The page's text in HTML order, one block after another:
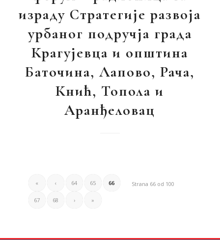
израду Стратегије развоја
урбаног подручја града
Крагујевца и општина
Баточина, Лапово, Рача,
Кнић, Топола и
Аранђеловац
Strana 66 od 100
« ‹ 64 65 66
67 68 › »